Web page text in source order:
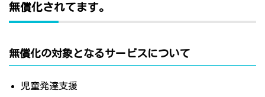
無償化されてます。
無償化の対象となるサービスについて
児童発達支援